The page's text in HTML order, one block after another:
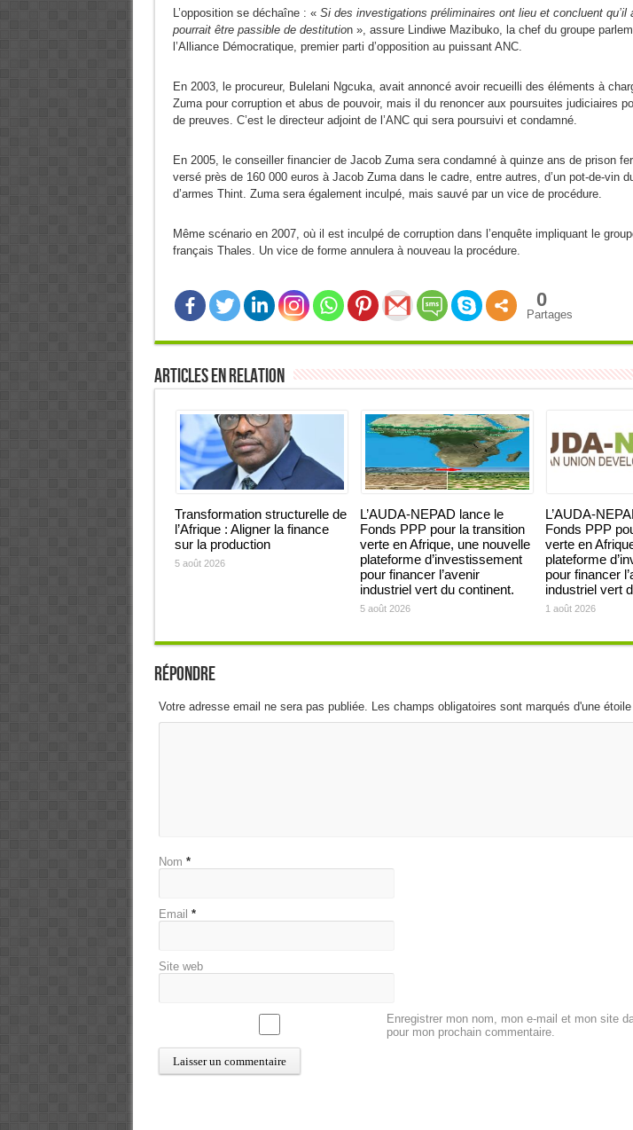
L’opposition se déchaîne : « Si des investigations préliminaires ont lieu et concluent qu’il
pourrait être passible de destitution », assure Lindiwe Mazibuko, la chef du groupe
l’Alliance Démocratique, premier parti d’opposition au puissant ANC.
En 2003, le procureur, Bulelani Ngcuka, avait annoncé avoir recueilli des éléments à
Zuma pour corruption et abus de pouvoir, mais il du renoncer aux poursuites judiciaires
de preuves. C’est le directeur adjoint de l’ANC qui sera poursuivi et condamné.
En 2005, le conseiller financier de Jacob Zuma sera condamné à quinze ans de prison
versé près de 160 000 euros à Jacob Zuma dans le cadre, entre autres, d’un pot-de-vin
d’armes Thint. Zuma sera également inculpé, mais sauvé par un vice de procédure.
Même scénario en 2007, où il est inculpé de corruption dans l’enquête impliquant le
français Thales. Un vice de forme annulera à nouveau la procédure.
0
Partages
Articles en relation
Transformation structurelle de
l’Afrique : Aligner la finance
sur la production
5 août 2026
L’AUDA-NEPAD lance le
Fonds PPP pour la transition
verte en Afrique, une nouvelle
plateforme d’investissement
pour financer l’avenir
industriel vert du continent.
5 août 2026
L’AUDA-
Fonds PPP
verte en
plateforme
pour financer
industriel vert
1 août 2026
Répondre
Votre adresse email ne sera pas publiée. Les champs obligatoires sont marqués d'une étoile
Nom *
Email *
Site web
Enregistrer mon nom, mon e-mail et mon site
pour mon prochain commentaire.